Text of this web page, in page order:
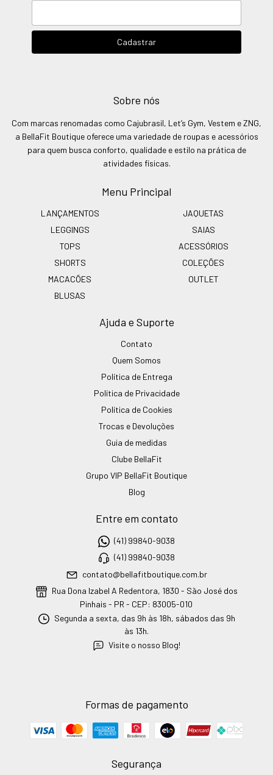
Sobre nós
Com marcas renomadas como Cajubrasil, Let’s Gym, Vestem e ZNG,
a BellaFit Boutique oferece uma variedade de roupas e acessórios
para quem busca conforto, qualidade e estilo na prática de
atividades físicas.
Menu Principal
LANÇAMENTOS
LEGGINGS
TOPS
SHORTS
MACACÕES
BLUSAS
JAQUETAS
SAIAS
ACESSÓRIOS
COLEÇÕES
OUTLET
Ajuda e Suporte
Contato
Quem Somos
Política de Entrega
Política de Privacidade
Política de Cookies
Trocas e Devoluções
Guia de medidas
Clube BellaFit
Grupo VIP BellaFit Boutique
Blog
Entre em contato
(41) 99840-9038
(41) 99840-9038
contato@bellafitboutique.com.br
Rua Dona Izabel A Redentora, 1830 - São José dos
Pinhais - PR - CEP: 83005-010
Segunda a sexta, das 9h às 18h, sábados das 9h
às 13h.
Visite o nosso Blog!
Formas de pagamento
Segurança